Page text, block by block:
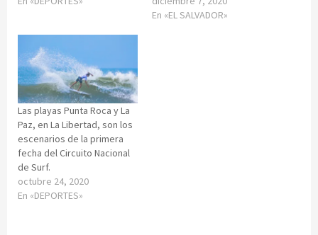
En «EL SALVADOR»
Las playas Punta Roca y La
Paz, en La Libertad, son los
escenarios de la primera
fecha del Circuito Nacional
de Surf.
octubre 24, 2020
En «DEPORTES»